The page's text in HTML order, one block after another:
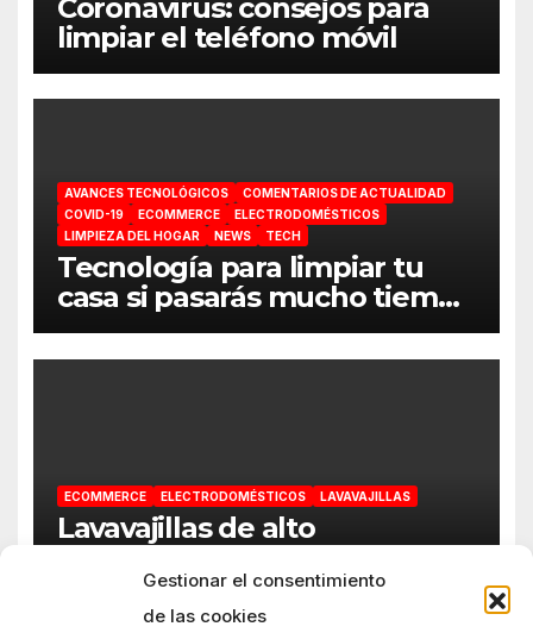
Gestionar el consentimiento
de las cookies
Coronavirus: consejos para
limpiar el teléfono móvil
AVANCES TECNOLÓGICOS
COMENTARIOS DE ACTUALIDAD
COVID-19
ECOMMERCE
ELECTRODOMÉSTICOS
LIMPIEZA DEL HOGAR
NEWS TECH
Tecnología para limpiar tu
casa si pasarás mucho tiempo
en ella
ECOMMERCE ELECTRODOMÉSTICOS LAVAVAJILLAS
Lavavajillas de alto
rendimiento